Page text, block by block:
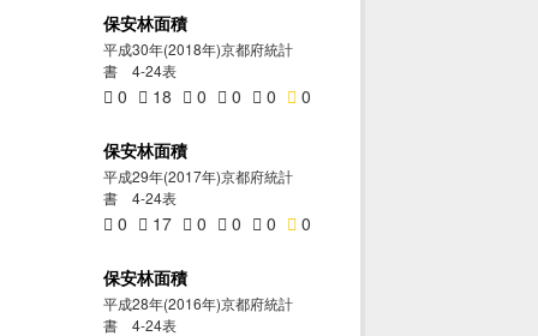
保安林面積
平成30年(2018年)京都府統計
書 4-24表
0 18 0 0 0 0
保安林面積
平成29年(2017年)京都府統計
書 4-24表
0 17 0 0 0 0
保安林面積
平成28年(2016年)京都府統計
書 4-24表